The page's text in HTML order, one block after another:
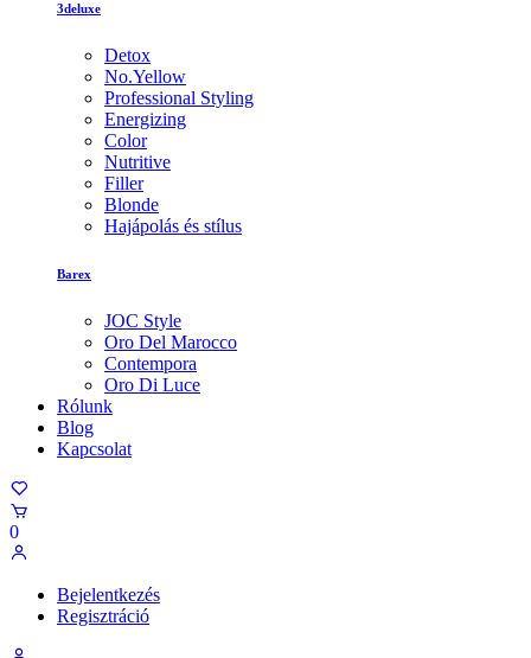
3deluxe
Detox
No.Yellow
Professional Styling
Energizing
Color
Nutritive
Filler
Blonde
Hajápolás és stílus
Barex
JOC Style
Oro Del Marocco
Contempora
Oro Di Luce
Rólunk
Blog
Kapcsolat
0
Bejelentkezés
Regisztráció